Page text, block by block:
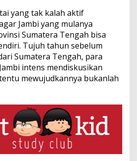
b
i
yang tak kalah aktif
Jambi yang mulanya
Sumatera Tengah bisa
Tujuh tahun sebelum
Sumatera Tengah, para
intens mendiskusikan
mewujudkannya bukanlah